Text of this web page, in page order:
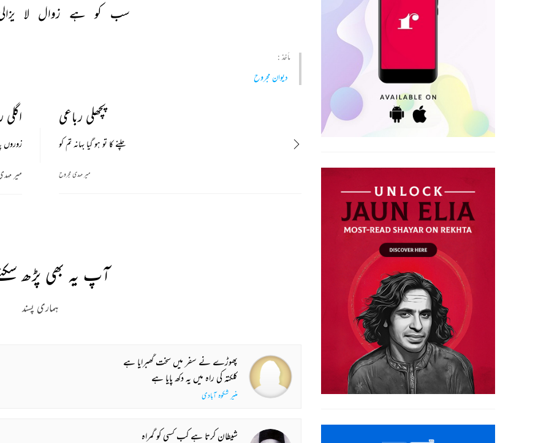
سب کو ہے زوال لا
مأخذ :
دیوان مجروح
اگلی
زوروں
میر
پچھلی رباعی
چلنے کا تو ہو گیا بہانہ تم کو
میر مہدی مجروح
آپ یہ بھی پڑھ
ہماری پسند
پھوڑے نے سفر میں سخت گھبرایا ہے
کلکتہ کی راہ میں یہ دکھ پایا ہے
منیر شکوہ آبادی
شیطان کرتا ہے کب کسی کو گمراہ